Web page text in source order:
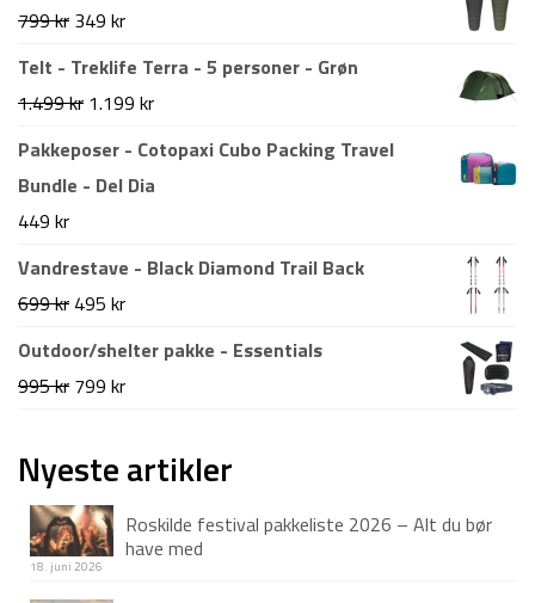
799kr Den
oprindelige
799 kr.
349 krDen
aktuelle
pris
349 kr.
Telt - Treklife Terra - 5 personer - Grøn
1.499kr Den
oprindelige
pris
1.199 krDen
aktuelle
Pakkeposer - Cotopaxi Cubo Packing Travel
Bundle - Del Dia
449 kr
Vandrestave - Black Diamond Trail Back
699kr Den
oprindelige
pris
495 krDen
aktuelle
Outdoor/shelter pakke - Essentials
995kr Den
pris
995 kr.
799 krDen
799 kr.
Nyeste artikler
Roskilde festival pakkeliste 2026 – Alt du bør
have med
18. juni 2026